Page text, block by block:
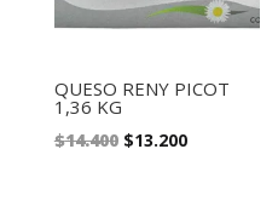
QUESO RENY PICOT
1,36 KG
$14.400 El
$13.200El